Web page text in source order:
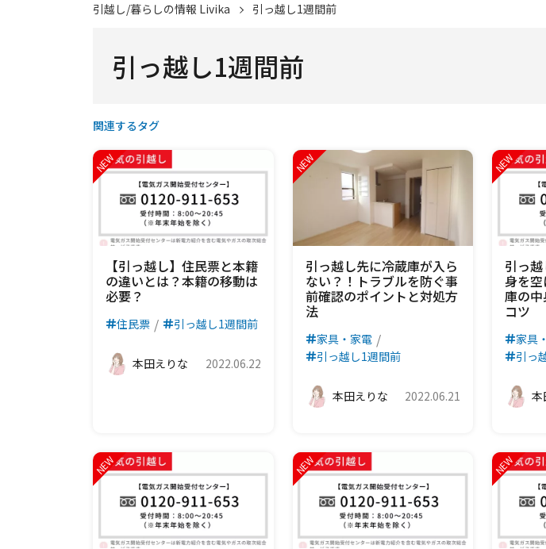
引越し/暮らしの情報 Livika 引っ越し1週間前
引っ越し1週間前
関連するタグ
【引っ越し】住民票と本籍
の違いとは？本籍の移動は
必要？
住民票 引っ越し1週間前
本田えりな 2022.06.22
引っ越し先に冷蔵庫が入ら
ない？！トラブルを防ぐ事
前確認のポイントと対処方
法
家具・家電
引っ越し1週間前
本田えりな 2022.06.21
引っ
身を
庫の
コツ
家具
引っ
本